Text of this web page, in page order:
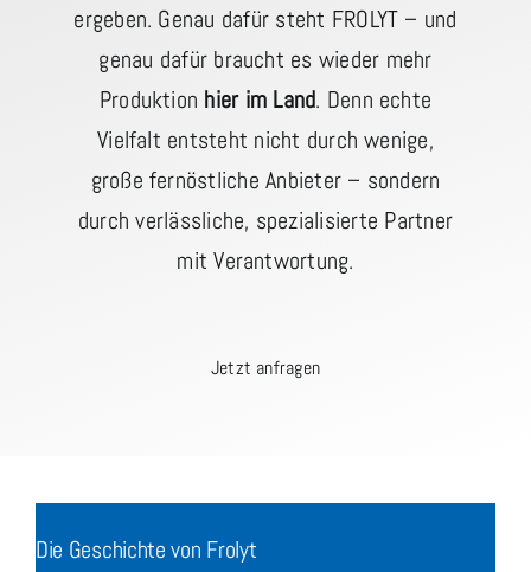
ergeben. Genau dafür steht FROLYT – und
genau dafür braucht es wieder mehr
Produktion hier im Land. Denn echte
Vielfalt entsteht nicht durch wenige,
große fernöstliche Anbieter – sondern
durch verlässliche, spezialisierte Partner
mit Verantwortung.
Jetzt anfragen
Die Geschichte von Frolyt